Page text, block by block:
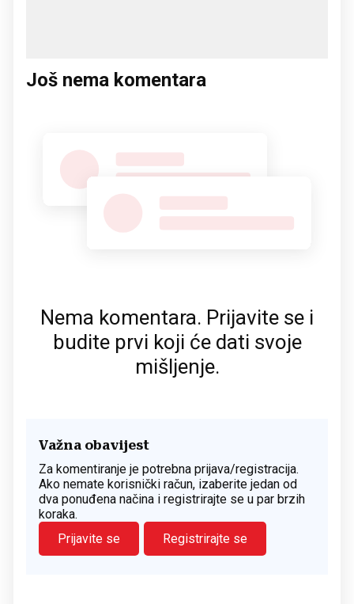
Još nema komentara
Nema komentara. Prijavite se i
budite prvi koji će dati svoje
mišljenje.
Važna obavijest
Za komentiranje je potrebna prijava/registracija.
Ako nemate korisnički račun, izaberite jedan od
dva ponuđena načina i registrirajte se u par brzih
koraka.
Prijavite se
Registrirajte se